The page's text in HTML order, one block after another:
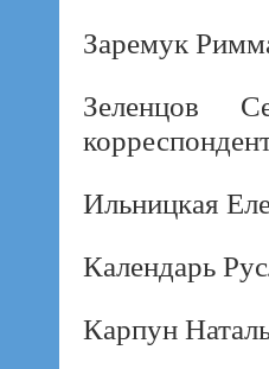
Заремук
Зеленцов
Ильницкая
Календарь
Карпун